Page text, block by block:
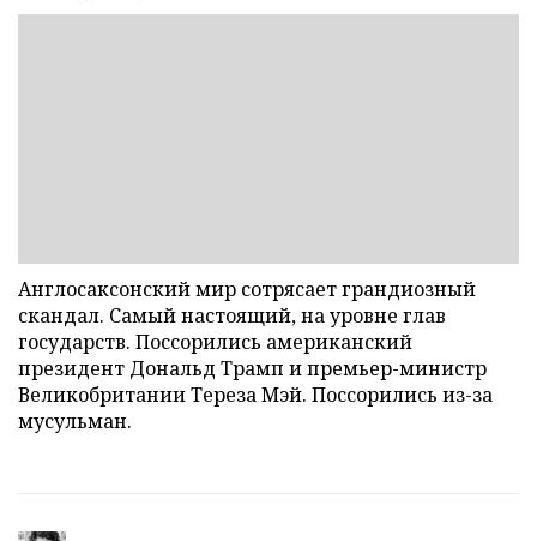
Англосаксонский мир сотрясает грандиозный
скандал. Самый настоящий, на уровне глав
государств. Поссорились американский
президент Дональд Трамп и премьер-министр
Великобритании Тереза Мэй. Поссорились из-за
мусульман.